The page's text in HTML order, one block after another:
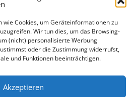
wie Cookies, um Geräteinformationen zu
Wir tun dies, um das Browsing-
(nicht) personalisierte Werbung
oder die Zustimmung widerrufst,
und Funktionen beeinträchtigen.
Akzeptieren
Links bzw. Affiliate-Links, die mit
sind. Wenn du auf so einen
diesen Link einkaufst, bekomme ich
Preis nicht.